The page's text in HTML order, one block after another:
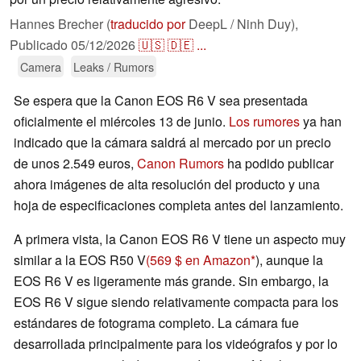
Hannes Brecher (traducido porDeepL / Ninh Duy),
Publicado 05/12/2026🇺🇸🇩🇪 ...
Camera Leaks / Rumors
Se espera que la Canon EOS R6 V sea presentada
oficialmente el miércoles 13 de junio. Los rumoresya han
indicado que la cámara saldrá al mercado por un precio
de unos 2.549 euros, Canon Rumors ha podido publicar
ahora imágenes de alta resolución del producto y una
hoja de especificaciones completa antes del lanzamiento.
A primera vista, la Canon EOS R6 V tiene un aspecto muy
similar a la EOS R50 V(569 $ en Amazon ), aunque la
EOS R6 V es ligeramente más grande. Sin embargo, la
EOS R6 V sigue siendo relativamente compacta para los
estándares de fotograma completo. La cámara fue
desarrollada principalmente para los videógrafos y por lo